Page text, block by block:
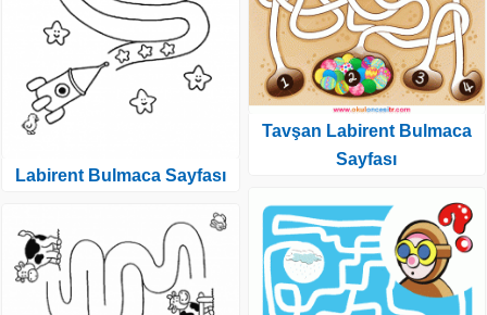
Labirent Bulmaca Sayfası
Tavşan Labirent Bulmaca
Sayfası